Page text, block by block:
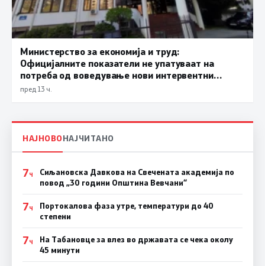
Министерство за економија и труд:
Официјалните показатели не упатуваат на
потреба од воведување нови интервентни
мерки, ценовните движења се стабилни
пред 13 ч.
НАЈНОВОНАЈЧИТАНО
7Ч
Сиљановска Давкова на Свечената академија по
повод „30 години Општина Вевчани“
7Ч
Портокалова фаза утре, температури до 40
степени
7Ч
На Табановце за влез во државата се чека околу
45 минути